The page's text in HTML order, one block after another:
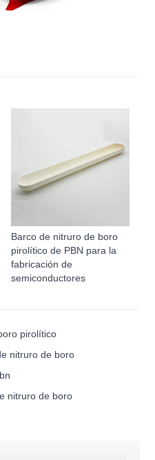
Barco de nitruro de boro
pirolítico de PBN para la
fabricación de
semiconductores
pirolítico
nitruro de boro
nitruro de boro